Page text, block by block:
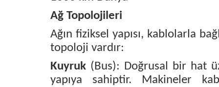
Ağ Topolojileri
Ağın fiziksel yapısı, kablolarla
topoloji vardır:
Kuyruk(Bus): Doğrusal bir hat
yapıya sahiptir. Makineler